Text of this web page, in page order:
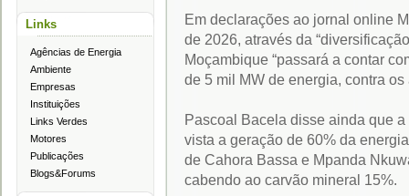
Links
Agências de Energia
Ambiente
Empresas
Instituições
Links Verdes
Motores
Publicações
Blogs&Forums
Em declarações ao jornal online
de 2026, através da
Moçambique “passará a contar
de 5 mil MW de energia, contra
Pascoal Bacela disse ainda que
vista a geração de 60% da
de Cahora Bassa e Mpanda
cabendo ao carvão mineral 15%.